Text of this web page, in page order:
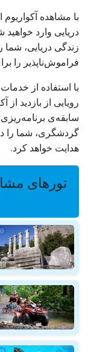
با مشاهده
دریایی وارد خواهید
زندگی دریایی، شما
فراموش‌ناپذیر را
با استفاده از
رویایی از بازدید از
سابقه‌ی
گردشگری، شما را
هدایت خواهد کرد.
تورهای